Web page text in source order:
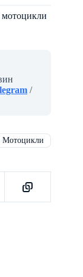
мотоцикли
/
Мотоцикли